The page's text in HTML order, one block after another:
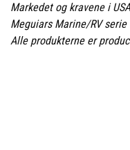
Markedet og kravene i
Meguiars Marine/RV
Alle produkterne er